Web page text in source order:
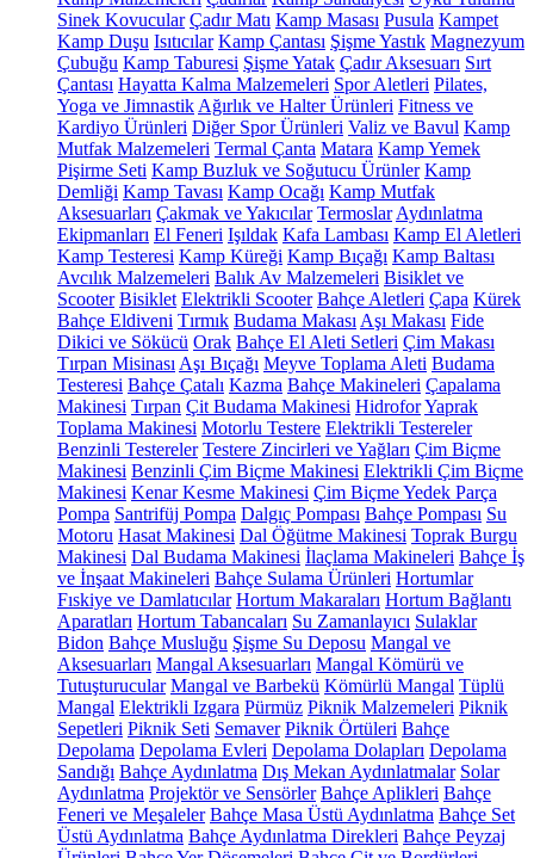
Sinek Kovucular Çadır Matı Kamp Masası Pusula Kampet
Kamp Duşu Isıtıcılar Kamp Çantası Şişme Yastık Magnezyum
Çubuğu Kamp Taburesi Şişme Yatak Çadır Aksesuarı Sırt
Çantası Hayatta Kalma Malzemeleri Spor Aletleri Pilates,
Yoga ve Jimnastik Ağırlık ve Halter Ürünleri Fitness ve
Kardiyo Ürünleri Diğer Spor Ürünleri Valiz ve Bavul Kamp
Mutfak Malzemeleri Termal Çanta Matara Kamp Yemek
Pişirme Seti Kamp Buzluk ve Soğutucu Ürünler Kamp
Demliği Kamp Tavası Kamp Ocağı Kamp Mutfak
Aksesuarları Çakmak ve Yakıcılar Termoslar Aydınlatma
Ekipmanları El Feneri Işıldak Kafa Lambası Kamp El Aletleri
Kamp Testeresi Kamp Küreği Kamp Bıçağı Kamp Baltası
Avcılık Malzemeleri Balık Av Malzemeleri Bisiklet ve
Scooter Bisiklet Elektrikli Scooter Bahçe Aletleri Çapa Kürek
Bahçe Eldiveni Tırmık Budama Makası Aşı Makası Fide
Dikici ve Sökücü Orak Bahçe El Aleti Setleri Çim Makası
Tırpan Misinası Aşı Bıçağı Meyve Toplama Aleti Budama
Testeresi Bahçe Çatalı Kazma Bahçe Makineleri Çapalama
Makinesi Tırpan Çit Budama Makinesi HidroforYaprak
Toplama Makinesi Motorlu Testere Elektrikli Testereler
Benzinli Testereler Testere Zincirleri ve Yağları Çim Biçme
Makinesi Benzinli Çim Biçme Makinesi Elektrikli Çim Biçme
Makinesi Kenar Kesme Makinesi Çim Biçme Yedek Parça
Pompa Santrifüj Pompa Dalgıç Pompası Bahçe Pompası Su
Motoru Hasat Makinesi Dal Öğütme Makinesi Toprak Burgu
Makinesi Dal Budama Makinesi İlaçlama Makineleri Bahçe İş
ve İnşaat Makineleri Bahçe Sulama Ürünleri Hortumlar
Fıskiye ve Damlatıcılar Hortum Makaraları Hortum Bağlantı
Aparatları Hortum Tabancaları Su Zamanlayıcı Sulaklar
Bidon Bahçe Musluğu Şişme Su Deposu Mangal ve
Aksesuarları Mangal Aksesuarları Mangal Kömürü ve
Tutuşturucular Mangal ve Barbekü Kömürlü Mangal Tüplü
Mangal Elektrikli Izgara Pürmüz Piknik Malzemeleri Piknik
Sepetleri Piknik Seti Semaver Piknik Örtüleri Bahçe
Depolama Depolama Evleri Depolama Dolapları Depolama
Sandığı Bahçe Aydınlatma Dış Mekan Aydınlatmalar Solar
Aydınlatma Projektör ve Sensörler Bahçe Aplikleri Bahçe
Feneri ve Meşaleler Bahçe Masa Üstü Aydınlatma Bahçe Set
Üstü Aydınlatma Bahçe Aydınlatma Direkleri Bahçe Peyzaj